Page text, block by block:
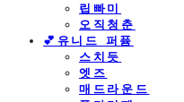
립빠미
오직청춘
💕유니드 퍼퓸
스치듯
엣즈
매드라운드